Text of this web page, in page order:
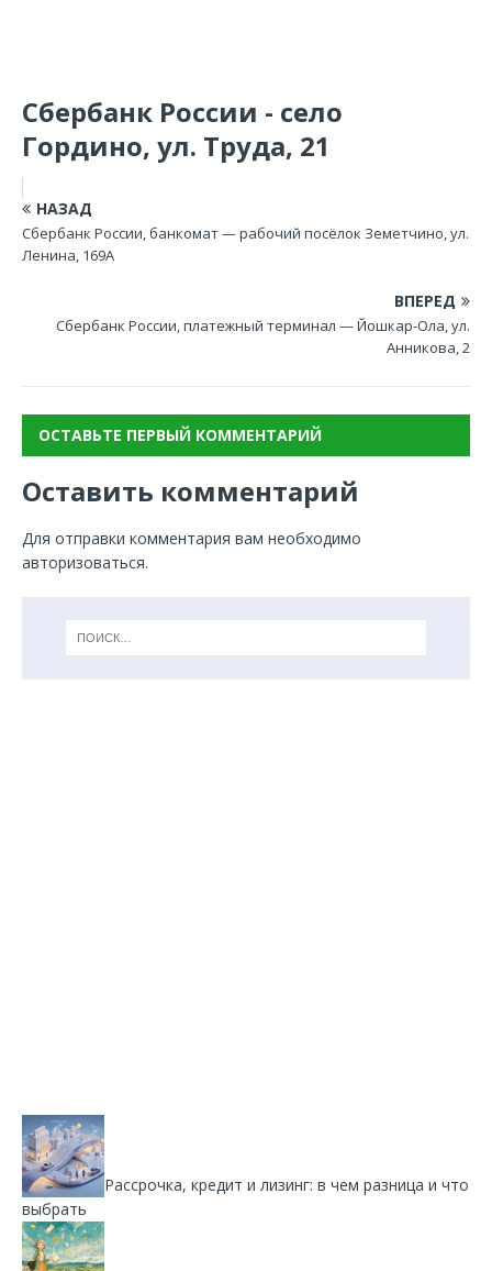
Сбербанк России - село
Гордино, ул. Труда, 21
НАЗАД
Сбербанк России, банкомат — рабочий посёлок Земетчино, ул.
Ленина, 169А
ВПЕРЕД
Сбербанк России, платежный терминал — Йошкар-Ола, ул.
Анникова, 2
ОСТАВЬТЕ ПЕРВЫЙ КОММЕНТАРИЙ
Оставить комментарий
Для отправки комментария вам необходимо
авторизоваться.
Рассрочка, кредит и лизинг: в чем разница и что
выбрать